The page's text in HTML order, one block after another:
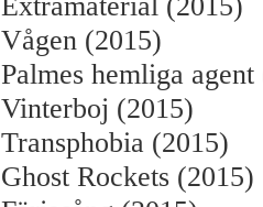
Vågen (2015)
Palmes hemliga
Vinterboj (2015)
Transphobia (2015)
Ghost Rockets (2015)